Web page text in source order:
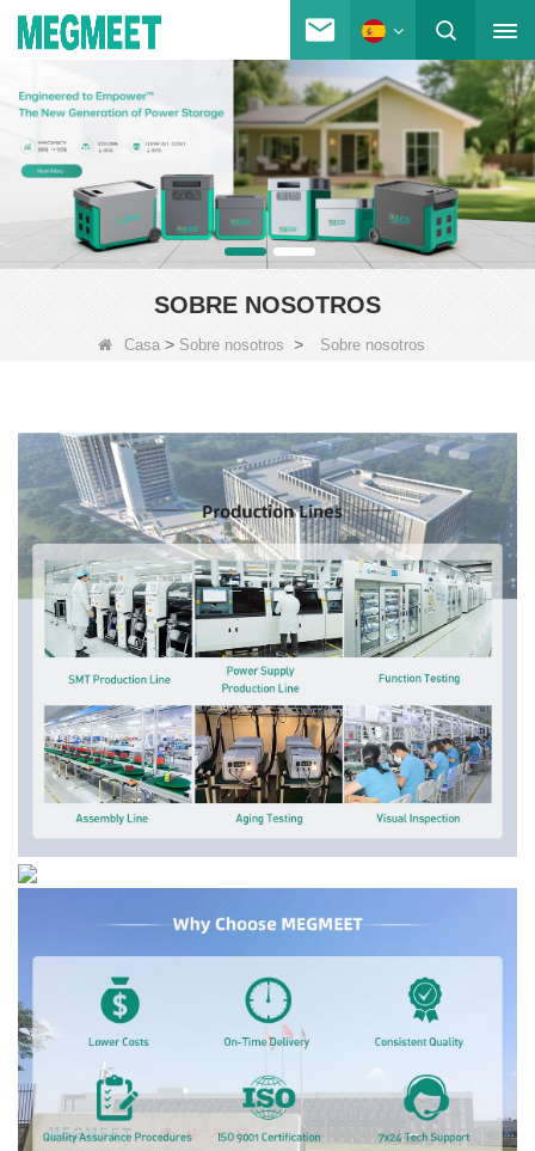
SOBRE NOSOTROS
Casa > Sobre nosotros > Sobre nosotros